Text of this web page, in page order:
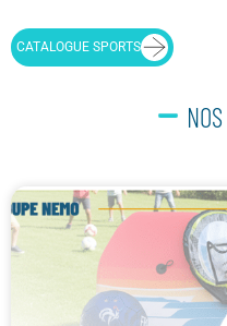
CATALOGUE SPORTS
NOS